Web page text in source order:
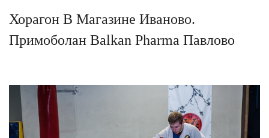
Хорагон В Магазине Иваново.
Примоболан Balkan Pharma Павлово